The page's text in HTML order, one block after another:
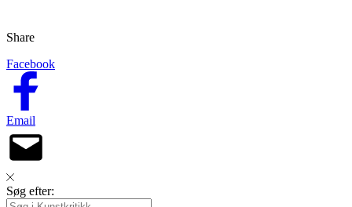
Share
Facebook
Email
Søg efter: